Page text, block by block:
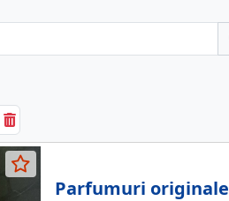
Parfumuri originale